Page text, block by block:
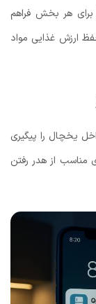
هر بخش فراهم
ارزش غذایی مواد
یخچال را پیگیری
مناسب از هدر رفتن